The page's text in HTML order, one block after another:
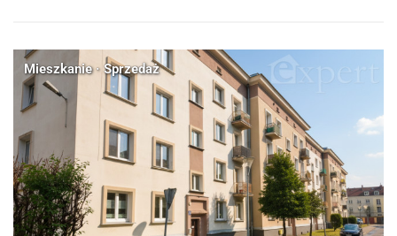
Mieszkanie · Sprzedaż